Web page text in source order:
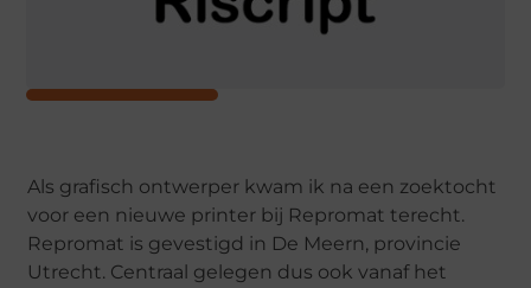
Als grafisch ontwerper kwam ik na een zoektocht
voor een nieuwe printer bij Repromat terecht.
Repromat is gevestigd in De Meern, provincie
Utrecht. Centraal gelegen dus ook vanaf het